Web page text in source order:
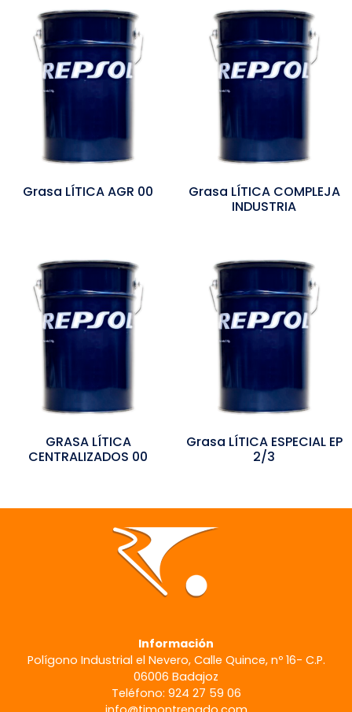
Grasa LÍTICA AGR 00
Grasa LÍTICA COMPLEJA
INDUSTRIA
GRASA LÍTICA
CENTRALIZADOS 00
Grasa LÍTICA ESPECIAL EP
2/3
Información
Polígono Industrial el Nevero, Calle Quince, nº 16- C.P.
06006 Badajoz
Teléfono: 924 27 59 06